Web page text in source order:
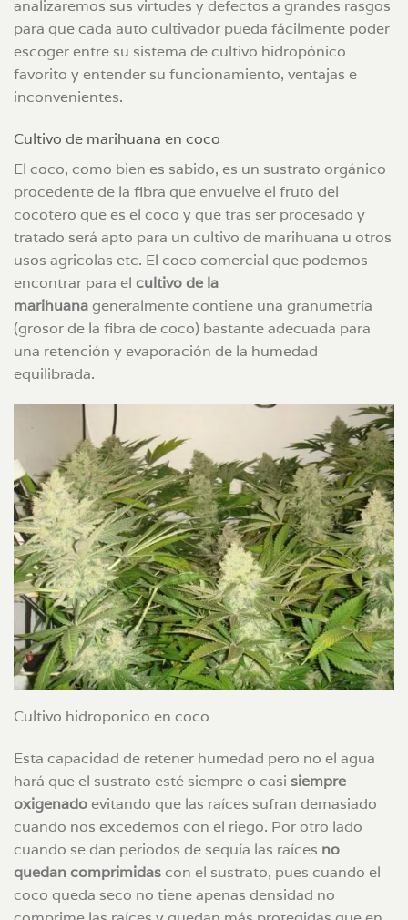
analizaremos sus virtudes y defectos a grandes rasgos
para que cada auto cultivador pueda fácilmente poder
escoger entre su sistema de cultivo hidropónico
favorito y entender su funcionamiento, ventajas e
inconvenientes.
Cultivo de marihuana en coco
El coco, como bien es sabido, es un sustrato orgánico
procedente de la fibra que envuelve el fruto del
cocotero que es el coco y que tras ser procesado y
tratado será apto para un cultivo de marihuana u otros
usos agricolas etc. El coco comercial que podemos
encontrar para el cultivo de la
marihuanageneralmente contiene una granumetría
(grosor de la fibra de coco) bastante adecuada para
una retención y evaporación de la humedad
equilibrada.
Cultivo hidroponico en coco
Esta capacidad de retener humedad pero no el agua
hará que el sustrato esté siempre o casi siempre
oxigenado evitando que las raíces sufran demasiado
cuando nos excedemos con el riego. Por otro lado
cuando se dan periodos de sequía las raíces no
quedan comprimidascon el sustrato, pues cuando el
coco queda seco no tiene apenas densidad no